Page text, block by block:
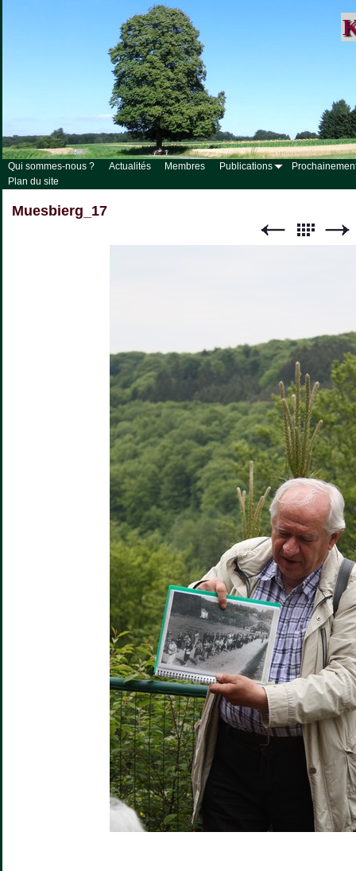
Qui sommes-nous ? Actualités Membres Publications
Plan du site
Muesbierg_17